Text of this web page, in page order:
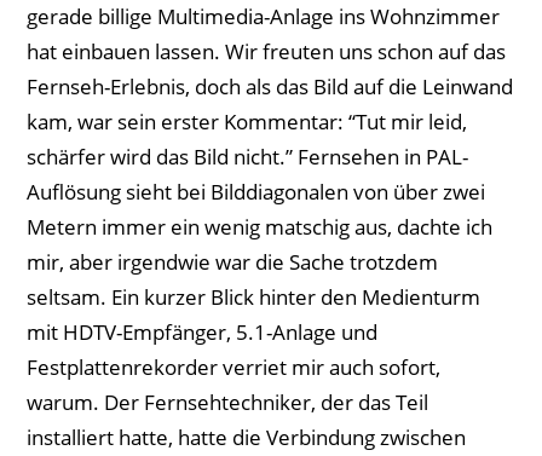
gerade billige Multimedia-Anlage ins Wohnzimmer
hat einbauen lassen. Wir freuten uns schon auf das
Fernseh-Erlebnis, doch als das Bild auf die Leinwand
kam, war sein erster Kommentar: “Tut mir leid,
schärfer wird das Bild nicht.” Fernsehen in PAL-
Auflösung sieht bei Bilddiagonalen von über zwei
Metern immer ein wenig matschig aus, dachte ich
mir, aber irgendwie war die Sache trotzdem
seltsam. Ein kurzer Blick hinter den Medienturm
mit HDTV-Empfänger, 5.1-Anlage und
Festplattenrekorder verriet mir auch sofort,
warum. Der Fernsehtechniker, der das Teil
installiert hatte, hatte die Verbindung zwischen